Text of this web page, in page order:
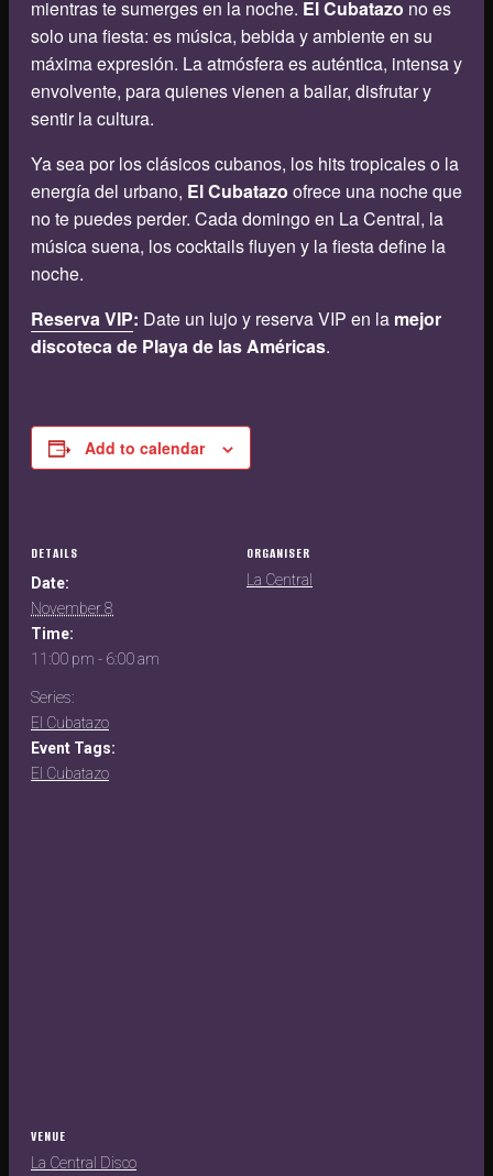
mientras te sumerges en la noche. El Cubatazo no es
solo una fiesta: es música, bebida y ambiente en su
máxima expresión. La atmósfera es auténtica, intensa y
envolvente, para quienes vienen a bailar, disfrutar y
sentir la cultura.
Ya sea por los clásicos cubanos, los hits tropicales o la
energía del urbano, El Cubatazo ofrece una noche que
no te puedes perder. Cada domingo en La Central, la
música suena, los cocktails fluyen y la fiesta define la
noche.
Reserva VIP: Date un lujo y reserva VIP en la mejor
discoteca de Playa de las Américas.
Add to calendar
DETAILS
Date:
November 8
Time:
11:00 pm - 6:00 am
Series:
El Cubatazo
Event Tags:
El Cubatazo
ORGANISER
La Central
VENUE
La Central Disco